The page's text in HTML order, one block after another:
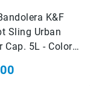
K&F
Sling Urban
Cap. 5L - Color